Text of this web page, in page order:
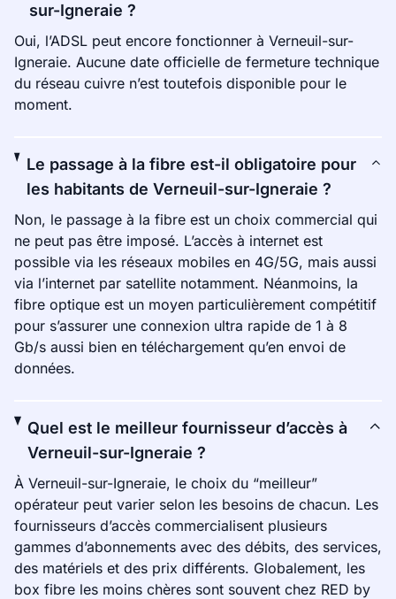
sur-Igneraie ?
Oui, l’ADSL peut encore fonctionner à Verneuil-sur-
Igneraie. Aucune date officielle de fermeture technique
du réseau cuivre n’est toutefois disponible pour le
moment.
Le passage à la fibre est-il obligatoire pour
les habitants de Verneuil-sur-Igneraie ?
Non, le passage à la fibre est un choix commercial qui
ne peut pas être imposé. L’accès à internet est
possible via les réseaux mobiles en 4G/5G, mais aussi
via l’internet par satellite notamment. Néanmoins, la
fibre optique est un moyen particulièrement compétitif
pour s’assurer une connexion ultra rapide de 1 à 8
Gb/s aussi bien en téléchargement qu’en envoi de
données.
Quel est le meilleur fournisseur d’accès à
Verneuil-sur-Igneraie ?
À Verneuil-sur-Igneraie, le choix du “meilleur”
opérateur peut varier selon les besoins de chacun. Les
fournisseurs d’accès commercialisent plusieurs
gammes d’abonnements avec des débits, des services,
des matériels et des prix différents. Globalement, les
box fibre les moins chères sont souvent chez RED by